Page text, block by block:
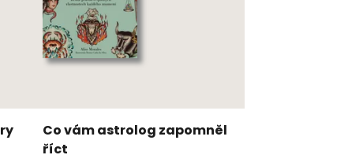
Co vám astrolog zapomněl
říct